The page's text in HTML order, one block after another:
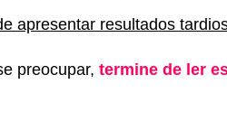
apresentar resultados
preocupar, termine de ler